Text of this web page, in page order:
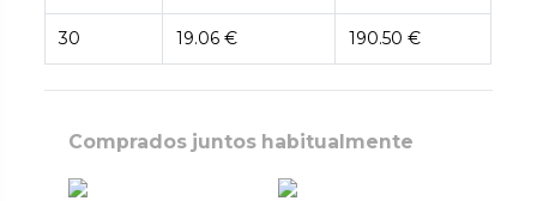
30 19.06 € 190.50 €
Comprados juntos habitualmente